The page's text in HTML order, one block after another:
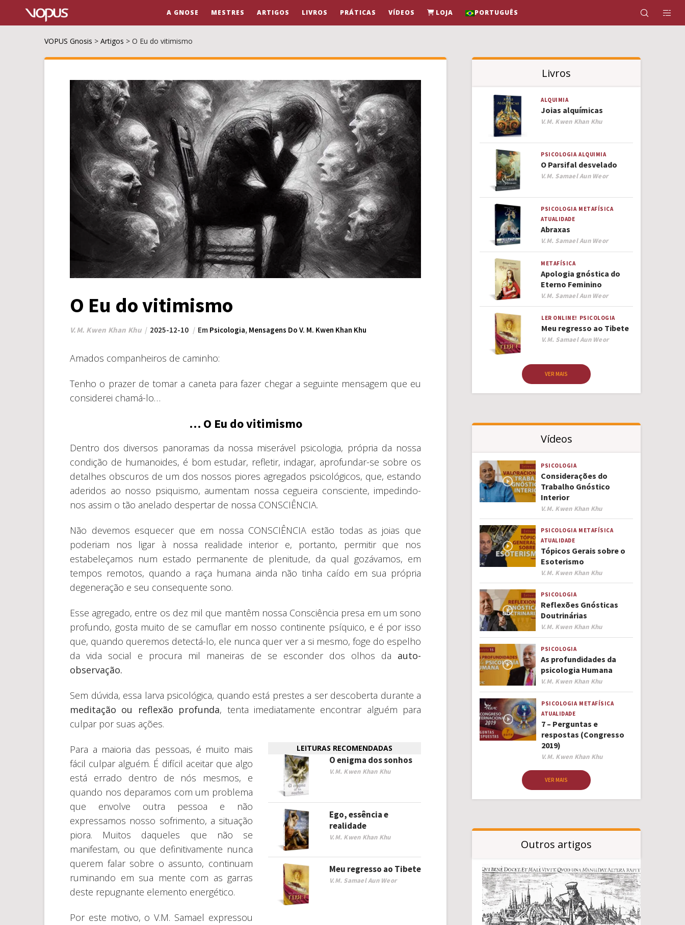
A GNOSE MESTRES ARTIGOS LIVROS PRÁTICAS VÍDEOS LOJA PORTUGUÊS
VOPUS Gnosis > Artigos > O Eu do vitimismo
O Eu do vitimismo
V.M. Kwen Khan Khu 2025-12-10 Em Psicologia, Mensagens Do V. M. Kwen Khan Khu
Amados companheiros de caminho:
Tenho o prazer de tomar a caneta para fazer chegar a seguinte mensagem que eu
considerei chamá-lo…
… O Eu do vitimismo
Dentro dos diversos panoramas da nossa miserável psicologia, própria da nossa
condição de humanoides, é bom estudar, refletir, indagar, aprofundar-se sobre os
detalhes obscuros de um dos nossos piores agregados psicológicos, que, estando
aderidos ao nosso psiquismo, aumentam nossa cegueira consciente, impedindo-
nos assim o tão anelado despertar de nossa CONSCIÊNCIA.
Não devemos esquecer que em nossa CONSCIÊNCIA estão todas as joias que
poderiam nos ligar à nossa realidade interior e, portanto, permitir que nos
estabeleçamos num estado permanente de plenitude, da qual gozávamos, em
tempos remotos, quando a raça humana ainda não tinha caído em sua própria
degeneração e seu consequente sono.
Esse agregado, entre os dez mil que mantêm nossa Consciência presa em um sono
profundo, gosta muito de se camuflar em nosso continente psíquico, e é por isso
que, quando queremos detectá-lo, ele nunca quer ver a si mesmo, foge do espelho
da vida social e procura mil maneiras de se esconder dos olhos da auto-
observação.
Sem dúvida, essa larva psicológica, quando está prestes a ser descoberta durante a
meditação ou reflexão profunda, tenta imediatamente encontrar alguém para
culpar por suas ações.
LEITURAS RECOMENDADAS
O enigma dos sonhos
V.M. Kwen Khan Khu
Ego, essência e
realidade
V.M. Kwen Khan Khu
Meu regresso ao Tibete
V.M. Samael Aun Weor
Para a maioria das pessoas, é muito mais
fácil culpar alguém. É difícil aceitar que algo
está errado dentro de nós mesmos, e
quando nos deparamos com um problema
que envolve outra pessoa e não
expressamos nosso sofrimento, a situação
piora. Muitos daqueles que não se
manifestam, ou que definitivamente nunca
querem falar sobre o assunto, continuam
ruminando em sua mente com as garras
deste repugnante elemento energético.
Por este motivo, o V.M. Samael expressou
Livros
ALQUIMIA
Joias alquímicas
Author
V.M. Kwen Khan Khu
PSICOLOGIA ALQUIMIA
O Parsifal desvelado
Author
V.M. Samael Aun Weor
PSICOLOGIA METAFÍSICA
ATUALIDADE
Abraxas
Author
V.M. Samael Aun Weor
METAFÍSICA
Apologia gnóstica do
Eterno Feminino
Author
V.M. Samael Aun Weor
LER ONLINE! PSICOLOGIA
Meu regresso ao Tibete
Author
V.M. Samael Aun Weor
VER MAIS
Vídeos
PSICOLOGIA
Considerações do
Trabalho Gnóstico
Interior
Author
V.M. Kwen Khan Khu
PSICOLOGIA METAFÍSICA
ATUALIDADE
Tópicos Gerais sobre o
Esoterismo
Author
V.M. Kwen Khan Khu
PSICOLOGIA
Reflexões Gnósticas
Doutrinárias
Author
V.M. Kwen Khan Khu
PSICOLOGIA
As profundidades da
psicologia Humana
Author
V.M. Kwen Khan Khu
PSICOLOGIA METAFÍSICA
ATUALIDADE
7 – Perguntas e
respostas (Congresso
2019)
Author
V.M. Kwen Khan Khu
VER MAIS
Outros artigos